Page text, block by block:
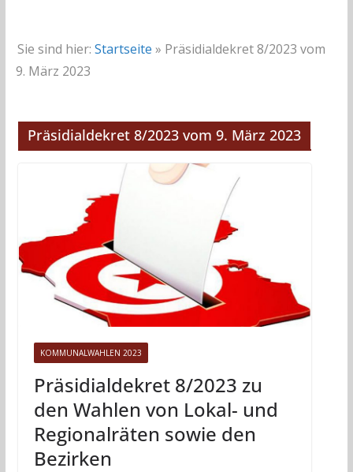
Sie sind hier: Startseite » Präsidialdekret 8/2023 vom
9. März 2023
Präsidialdekret 8/2023 vom 9. März 2023
KOMMUNALWAHLEN 2023
Präsidialdekret 8/2023 zu
den Wahlen von Lokal- und
Regionalräten sowie den
Bezirken